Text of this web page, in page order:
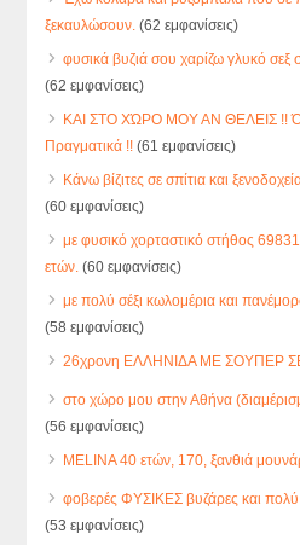
ξεκαυλώσουν. (62 εμφανίσεις)
φυσικά βυζιά σου χαρίζω γλυκό
(62 εμφανίσεις)
ΚΑΙ ΣΤΟ ΧΏΡΟ ΜΟΥ ΑΝ ΘΕΛΕΙΣ !!
Πραγματικά !! (61 εμφανίσεις)
Κάνω βίζιτες σε σπίτια και
(60 εμφανίσεις)
με φυσικό χορταστικό στήθος
ετών. (60 εμφανίσεις)
με πολύ σέξι κωλομέρια και
(58 εμφανίσεις)
26χρονη ΕΛΛΗΝΙΔΑ ΜΕ ΣΟΥΠΕΡ
στο χώρο μου στην Αθήνα
(56 εμφανίσεις)
MELINA 40 ετών, 170, ξανθιά
φοβερές ΦΥΣΙΚΕΣ βυζάρες και
(53 εμφανίσεις)